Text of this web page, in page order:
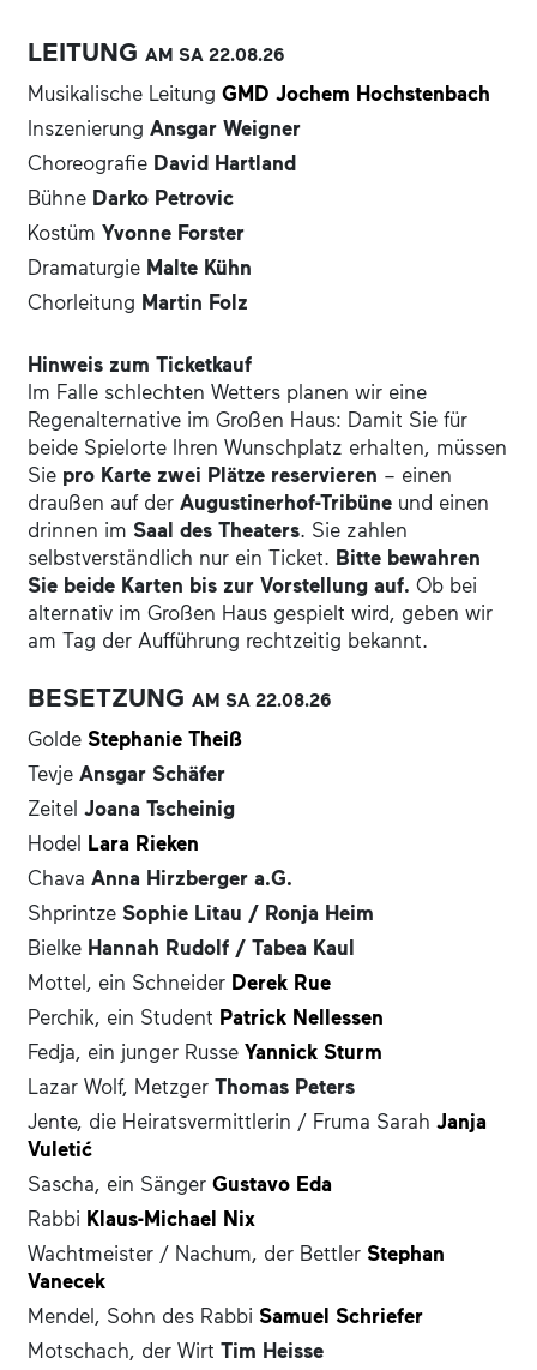
LEITUNGAM SA22.08.26
Musikalische Leitung GMD Jochem Hochstenbach
Inszenierung Ansgar Weigner
Choreografie David Hartland
Bühne Darko Petrovic
Kostüm Yvonne Forster
Dramaturgie Malte Kühn
Chorleitung Martin Folz
Hinweis zum Ticketkauf
Im Falle schlechten Wetters planen wir eine
Regenalternative im Großen Haus: Damit Sie für
beide Spielorte Ihren Wunschplatz erhalten, müssen
Sie pro Karte zwei Plätze reservieren – einen
draußen auf derAugustinerhof-Tribüne und einen
drinnen im Saal des Theaters. Sie zahlen
selbstverständlich nur ein Ticket. Bitte bewahren
Sie beide Karten bis zur Vorstellung auf. Ob bei
alternativ im Großen Haus gespielt wird, geben wir
am Tag der Aufführung rechtzeitig bekannt.
BESETZUNGAM SA22.08.26
Golde Stephanie Theiß
Tevje Ansgar Schäfer
Zeitel Joana Tscheinig
Hodel Lara Rieken
Chava Anna Hirzberger a.G.
Shprintze Sophie Litau / Ronja Heim
Bielke Hannah Rudolf / Tabea Kaul
Mottel, ein Schneider Derek Rue
Perchik, ein Student Patrick Nellessen
Fedja, ein junger Russe Yannick Sturm
Lazar Wolf, Metzger Thomas Peters
Jente, die Heiratsvermittlerin / Fruma Sarah Janja
Vuletić
Sascha, ein Sänger Gustavo Eda
Rabbi Klaus-Michael Nix
Wachtmeister / Nachum, der Bettler Stephan
Vanecek
Mendel, Sohn des Rabbi Samuel Schriefer
Motschach, der Wirt Tim Heisse